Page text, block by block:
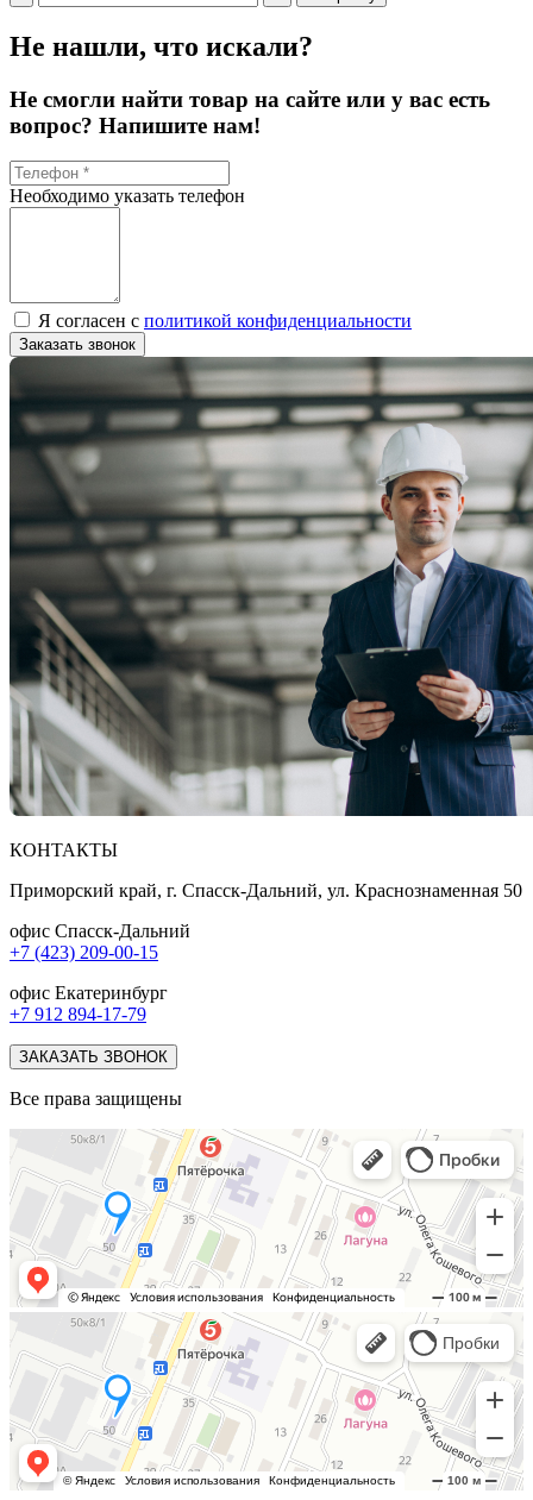
Не нашли, что искали?
Не смогли найти товар на сайте или у вас есть
вопрос? Напишите нам!
Необходимо указать телефон
Я согласен с политикой конфиденциальности
Заказать звонок
КОНТАКТЫ
Приморский край, г. Спасск-Дальний, ул. Краснознаменная 50
офис Спасск-Дальний
+7 (423) 209-00-15
офис Екатеринбург
+7 912 894-17-79
ЗАКАЗАТЬ ЗВОНОК
Все права защищены